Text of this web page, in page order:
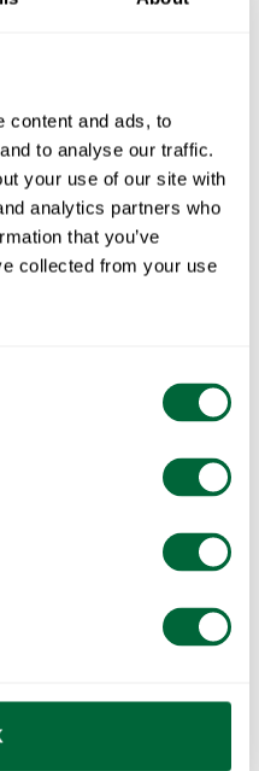
content and ads, to
to analyse our traffic.
your use of our site with
analytics partners who
that you’ve
collected from your use